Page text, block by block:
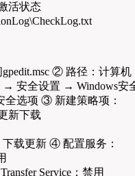
活状态
② 路径：计算机
→ 安全设置 → Windows安
选项 ③ 新建策略项：
新下载
载更新 ④ 配置服务：
Service：禁用